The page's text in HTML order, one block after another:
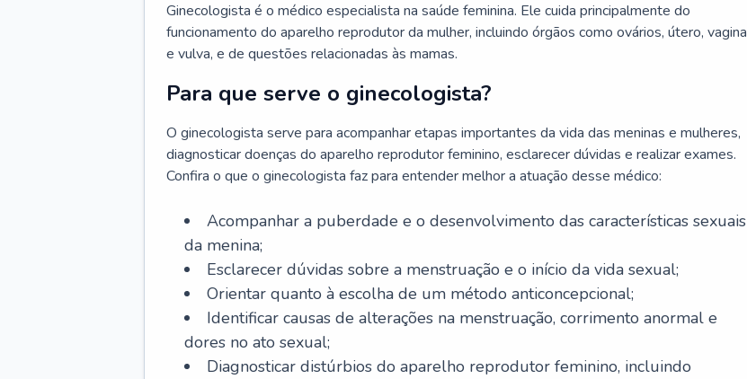
Ginecologista é o médico especialista na saúde feminina. Ele cuida principalmente do
funcionamento do aparelho reprodutor da mulher, incluindo órgãos como ovários, útero, vagina
e vulva, e de questões relacionadas às mamas.
Para que serve o ginecologista?
O ginecologista serve para acompanhar etapas importantes da vida das meninas e mulheres,
diagnosticar doenças do aparelho reprodutor feminino, esclarecer dúvidas e realizar exames.
Confira o que o ginecologista faz para entender melhor a atuação desse médico:
Acompanhar a puberdade e o desenvolvimento das características sexuais
da menina;
Esclarecer dúvidas sobre a menstruação e o início da vida sexual;
Orientar quanto à escolha de um método anticoncepcional;
Identificar causas de alterações na menstruação, corrimento anormal e
dores no ato sexual;
Diagnosticar distúrbios do aparelho reprodutor feminino, incluindo